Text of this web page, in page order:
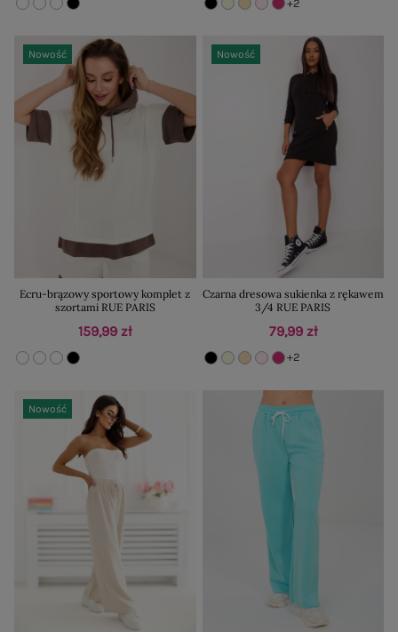
+2
Nowość
Ecru-brązowy sportowy komplet z
szortami RUE PARIS
159,99 zł
Nowość
Czarna dresowa sukienka z rękawem
3/4 RUE PARIS
79,99 zł
+2
Nowość